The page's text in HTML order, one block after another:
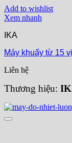
Add to wishlist
Xem nhanh
IKA
Máy khuấy từ 15
Liên hệ
Thương hiệu: